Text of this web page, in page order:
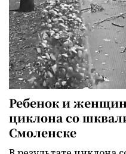
Ребенок и
циклона со
Смоленске